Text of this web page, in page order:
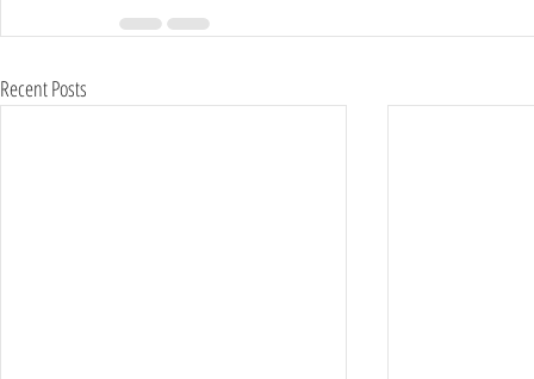
Recent Posts